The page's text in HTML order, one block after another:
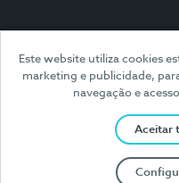
Este website utiliza cookies
marketing e publicidade,
navegação e
Aceitar